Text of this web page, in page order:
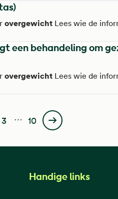
veel bent
kilo per maand. Je merkt dat
zit.
overgewicht Lees wie de
een behandeling om
overgewicht Lees wie de
Pagina
3
…
Laatste pagina
10
Volgende pagina
Handige links